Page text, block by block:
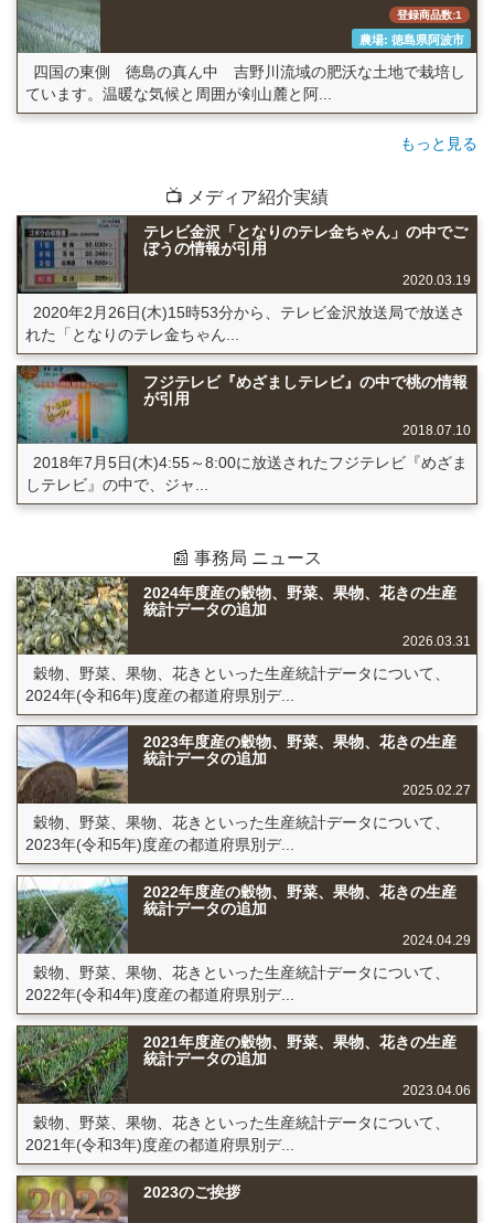
登録商品数:1
農場: 徳島県阿波市
四国の東側 徳島の真ん中 吉野川流域の肥沃な土地で栽培し
ています。温暖な気候と周囲が剣山麓と阿...
もっと見る
📺 メディア紹介実績
テレビ金沢「となりのテレ金ちゃん」の中でご
ぼうの情報が引用
2020.03.19
2020年2月26日(木)15時53分から、テレビ金沢放送局で放送さ
れた「となりのテレ金ちゃん...
フジテレビ『めざましテレビ』の中で桃の情報
が引用
2018.07.10
2018年7月5日(木)4:55～8:00に放送されたフジテレビ『めざま
しテレビ』の中で、ジャ...
📰 事務局 ニュース
2024年度産の穀物、野菜、果物、花きの生産
統計データの追加
2026.03.31
穀物、野菜、果物、花きといった生産統計データについて、
2024年(令和6年)度産の都道府県別デ...
2023年度産の穀物、野菜、果物、花きの生産
統計データの追加
2025.02.27
穀物、野菜、果物、花きといった生産統計データについて、
2023年(令和5年)度産の都道府県別デ...
2022年度産の穀物、野菜、果物、花きの生産
統計データの追加
2024.04.29
穀物、野菜、果物、花きといった生産統計データについて、
2022年(令和4年)度産の都道府県別デ...
2021年度産の穀物、野菜、果物、花きの生産
統計データの追加
2023.04.06
穀物、野菜、果物、花きといった生産統計データについて、
2021年(令和3年)度産の都道府県別デ...
2023のご挨拶